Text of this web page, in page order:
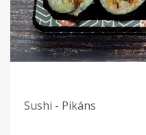
Sushi - Pikáns